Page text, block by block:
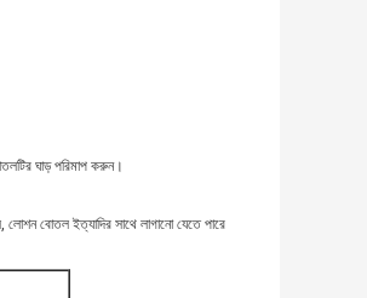
ঘাড় পরিমাপ করুন।
বোতল ইত্যাদির সাথে লাগানো যেতে পারে